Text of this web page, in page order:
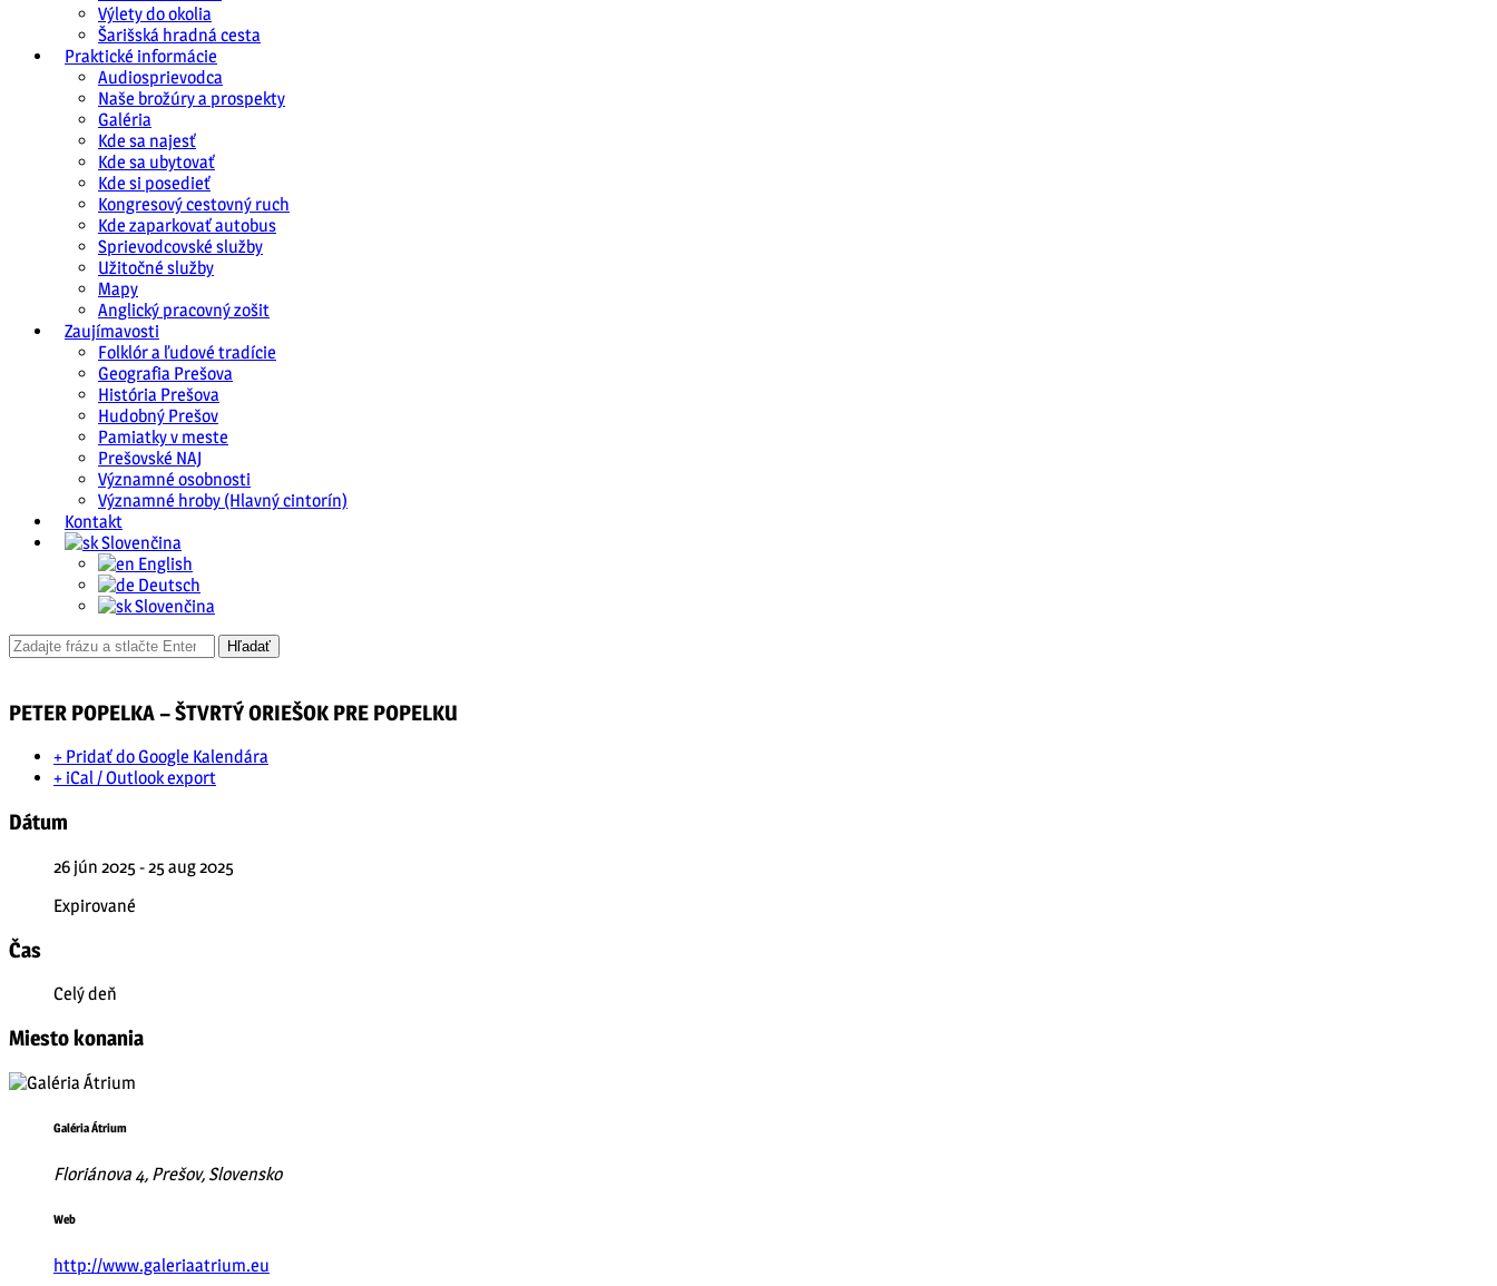
Výlety do okolia
Šarišská hradná cesta
Praktické informácie
Audiosprievodca
Naše brožúry a prospekty
Galéria
Kde sa najesť
Kde sa ubytovať
Kde si posedieť
Kongresový cestovný ruch
Kde zaparkovať autobus
Sprievodcovské služby
Užitočné služby
Mapy
Anglický pracovný zošit
Zaujímavosti
Folklór a ľudové tradície
Geografia Prešova
História Prešova
Hudobný Prešov
Pamiatky v meste
Prešovské NAJ
Významné osobnosti
Významné hroby (Hlavný cintorín)
Kontakt
Slovenčina
English
Deutsch
Slovenčina
PETER POPELKA – ŠTVRTÝ ORIEŠOK PRE POPELKU
+ Pridať do Google Kalendára
+ iCal / Outlook export
Dátum
26 jún 2025- 25 aug 2025
Expirované
Čas
Celý deň
Miesto konania
Galéria Átrium
Floriánova 4, Prešov, Slovensko
Web
http://www.galeriaatrium.eu